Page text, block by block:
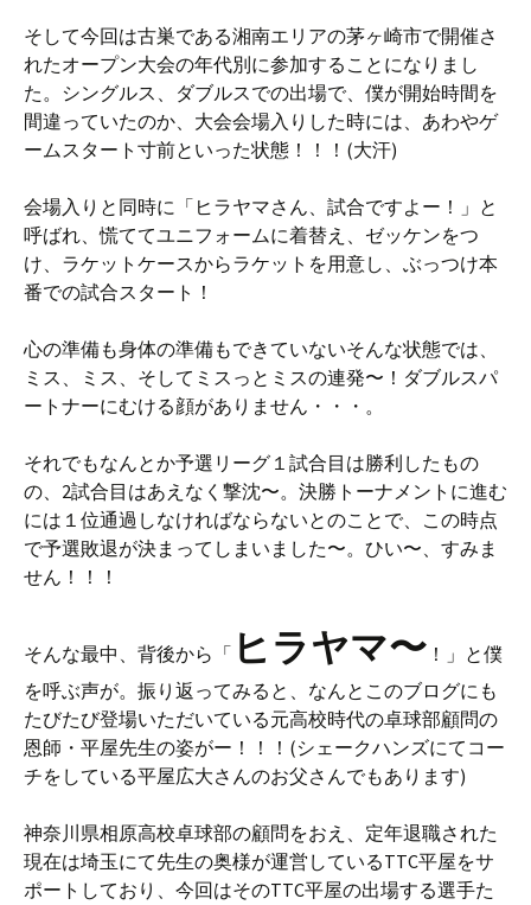
そして今回は古巣である湘南エリアの茅ヶ崎市で開催さ
れたオープン大会の年代別に参加することになりまし
た。シングルス、ダブルスでの出場で、僕が開始時間を
間違っていたのか、大会会場入りした時には、あわやゲ
ームスタート寸前といった状態！！！(大汗)
会場入りと同時に「ヒラヤマさん、試合ですよー！」と
呼ばれ、慌ててユニフォームに着替え、ゼッケンをつ
け、ラケットケースからラケットを用意し、ぶっつけ本
番での試合スタート！
心の準備も身体の準備もできていないそんな状態では、
ミス、ミス、そしてミスっとミスの連発〜！ダブルスパ
ートナーにむける顔がありません・・・。
それでもなんとか予選リーグ１試合目は勝利したもの
の、2試合目はあえなく撃沈〜。決勝トーナメントに進む
には１位通過しなければならないとのことで、この時点
で予選敗退が決まってしまいました〜。ひい〜、すみま
せん！！！
そんな最中、背後から「 ヒラヤマ〜 ！」と僕
を呼ぶ声が。振り返ってみると、なんとこのブログにも
たびたび登場いただいている元高校時代の卓球部顧問の
恩師・平屋先生の姿がー！！！(シェークハンズにてコー
チをしている平屋広大さんのお父さんでもあります)
神奈川県相原高校卓球部の顧問をおえ、定年退職された
現在は埼玉にて先生の奥様が運営しているTTC平屋をサ
ポートしており、今回はそのTTC平屋の出場する選手た